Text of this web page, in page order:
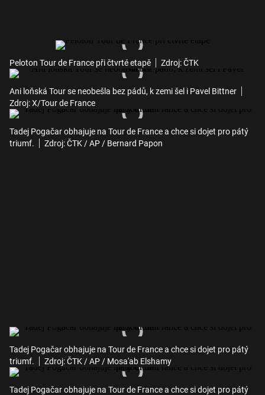
Peloton Tour de France při čtvrté etapě Zdroj: ČTK
Ani loňská Tour se neobešla bez pádů, k zemi šel i Pavel Bittner
Zdroj: X/Tour de France
Tadej Pogačar obhajuje na Tour de France a chce si dojet pro pátý
triumf.
Zdroj: ČTK / AP / Bernard Papon
Tadej Pogačar obhajuje na Tour de France a chce si dojet pro pátý
triumf.
Zdroj: ČTK / AP / Mosa'ab Elshamy
Tadej Pogačar obhajuje na Tour de France a chce si dojet pro pátý